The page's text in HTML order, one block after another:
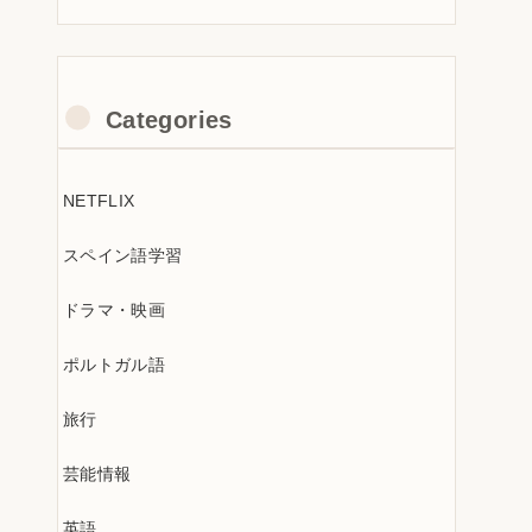
Categories
NETFLIX
スペイン語学習
ドラマ・映画
ポルトガル語
旅行
芸能情報
英語